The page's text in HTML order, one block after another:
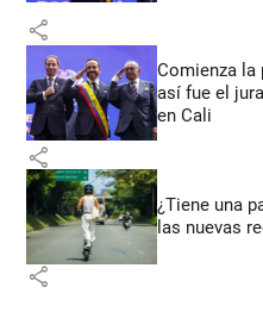
share
Comienza la
así fue el
en Cali
share
¿Tiene una
las nuevas
share